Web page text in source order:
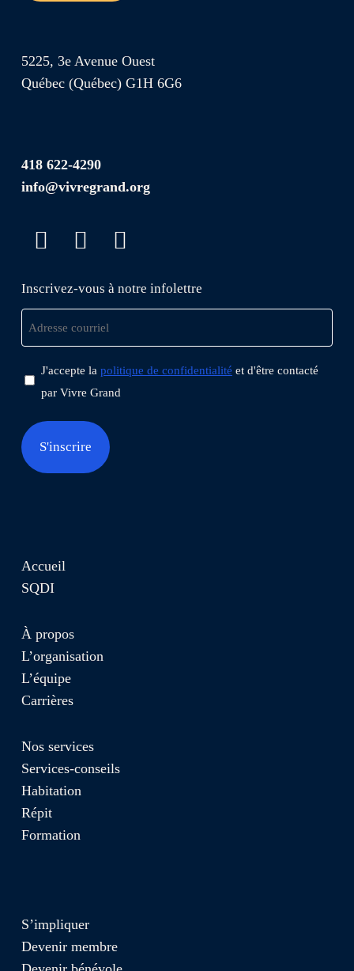
5225, 3e Avenue Ouest
Québec (Québec) G1H 6G6
418 622-4290
info@vivregrand.org
Inscrivez-vous à notre infolettre
courriel
Concentement
J'accepte la politique de confidentialité et d'être contacté
par Vivre Grand
Accueil
SQDI
À propos
L’organisation
L’équipe
Carrières
Nos services
Services-conseils
Habitation
Répit
Formation
S’impliquer
Devenir membre